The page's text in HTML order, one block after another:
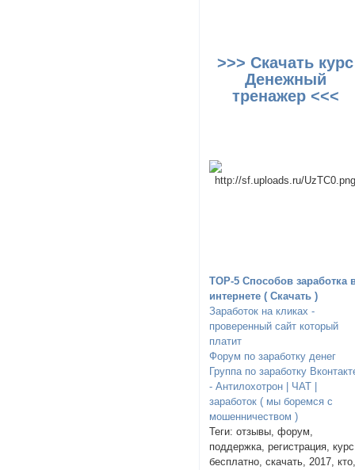
>>> Скачать курс
Денежный
тренажер <<<
TOP-5 Способов заработка
интернете ( Скачать )
Заработок на кликах -
проверенный сайт который
платит
Форум по заработку денег
Группа по заработку
- Антилохотрон | ЧАТ |
заработок ( мы боремся с
мошенничеством )
Теги: отзывы, форум,
поддержка, регистрация,
бесплатно, скачать, 2017,